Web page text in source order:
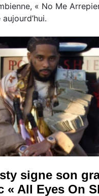
« No Me
signe son
« All Eyes On